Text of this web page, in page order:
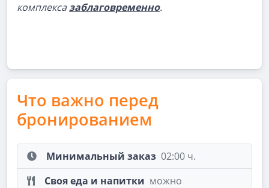
комплексазаблаговременно.
Что важно перед
бронированием
Минимальный заказ 02:00 ч.
Своя еда и напитки можно